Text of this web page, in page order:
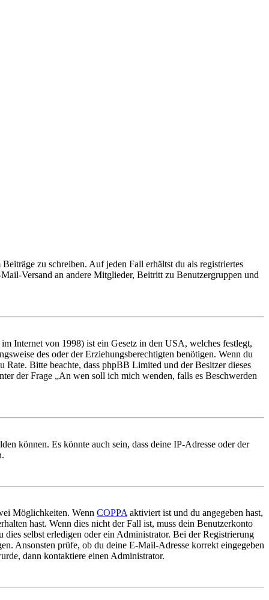
zu schreiben. Auf jeden Fall erhältst du als registriertes
Versand an andere Mitglieder, Beitritt zu Benutzergruppen und
Internet von 1998) ist ein Gesetz in den USA, welches festlegt,
des oder der Erziehungsberechtigten benötigen. Wenn du
Bitte beachte, dass phpBB Limited und der Besitzer dieses
der Frage „An wen soll ich mich wenden, falls es Beschwerden
können. Es könnte auch sein, dass deine IP-Adresse oder der
Möglichkeiten. Wenn COPPA aktiviert ist und du angegeben hast,
hast. Wenn dies nicht der Fall ist, muss dein Benutzerkonto
selbst erledigen oder ein Administrator. Bei der Registrierung
Ansonsten prüfe, ob du deine E-Mail-Adresse korrekt eingegeben
dann kontaktiere einen Administrator.